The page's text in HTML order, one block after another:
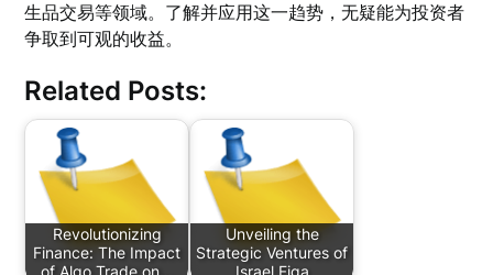
生品交易等领域。了解并应用这一趋势，无疑能为投资者
争取到可观的收益。
Related Posts:
Revolutionizing
Finance: The Impact
Unveiling the
Strategic Ventures of